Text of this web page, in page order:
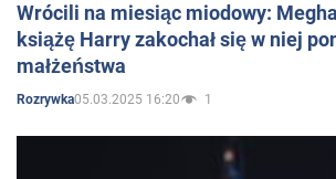
Wrócili na miesiąc miodowy:
książę Harry zakochał się w niej
małżeństwa
Rozrywka05.03.2025 16:20 1